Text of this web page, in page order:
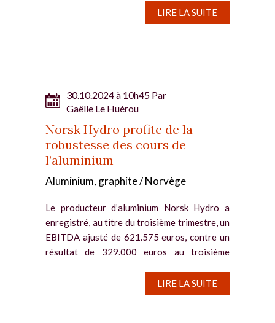
LIRE LA SUITE
30.10.2024 à 10h45 Par
Gaëlle Le Huérou
Norsk Hydro profite de la
robustesse des cours de
l’aluminium
Aluminium, graphite / Norvège
Le producteur d’aluminium Norsk Hydro a
enregistré, au titre du troisième trimestre, un
EBITDA ajusté de 621.575 euros, contre un
résultat de 329.000 euros au troisième
LIRE LA SUITE